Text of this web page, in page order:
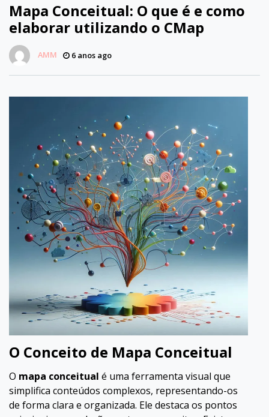
Mapa Conceitual: O que é e como
elaborar utilizando o CMap
AMM 6 anos ago
O Conceito de Mapa Conceitual
O mapa conceitual é uma ferramenta visual que
simplifica conteúdos complexos, representando-os
de forma clara e organizada. Ele destaca os pontos